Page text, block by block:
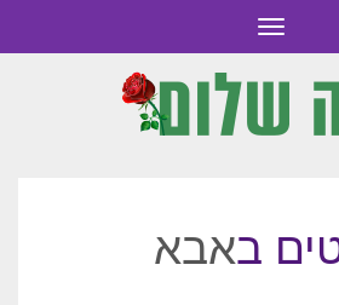
תפריט
באבא